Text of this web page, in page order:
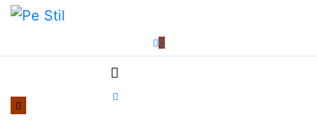
0